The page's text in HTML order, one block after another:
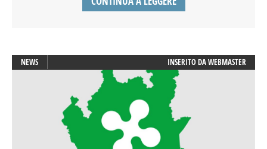
NEWS INSERITO DAWEBMASTER